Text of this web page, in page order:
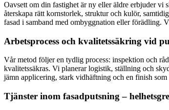
Oavsett om din fastighet är ny eller äldre erbjuder vi
återskapa rätt kornstorlek, struktur och kulör,
fasad i samband med ombyggnation eller förädling.
Arbetsprocess och kvalitetssäkring vid
Vår metod följer en tydlig process: inspektion och
kvalitetssäkras. Vi planerar logistik, ställning och
jämn applicering, stark vidhäftning och en finish
Tjänster inom fasadputsning –